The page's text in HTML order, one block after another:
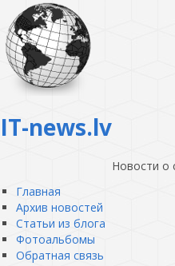
IT-news.lv
Новости о
Главная
Архив новостей
Статьи из блога
Фотоальбомы
Обратная связь